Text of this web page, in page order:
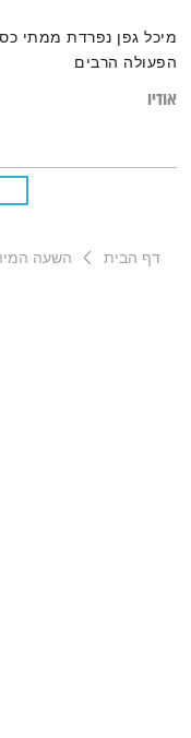
מיכל גפן נפרדת ממתי
הפעולה הרבים
אודיו
דף הבית השעה